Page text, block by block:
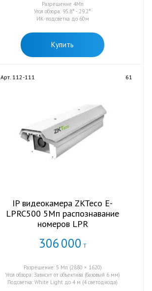
Разрешение 4Мп
Угол обзора: 95.8° - 29.2°
ИК-подсветка до 60м
Купить
Арт. 112-111 61
IP видеокамера ZKTeco E-
LPRC500 5Мп распознавание
номеров LPR
306000 Т
Разрешение: 5 Мп (2880 × 1620)
Угол обзора: Зависит от объектива (базовый 6 мм)
Подсветка: White Light до 4 м (4 светодиода)